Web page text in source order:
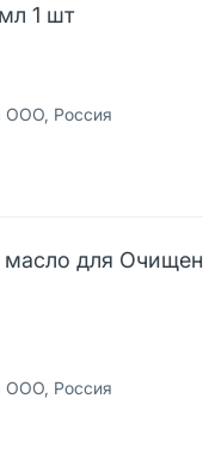
1 шт
ООО, Россия
масло для
ООО, Россия